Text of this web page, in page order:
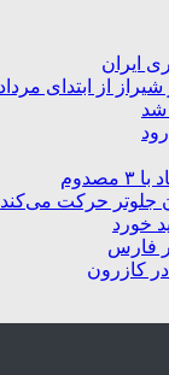
ایران
شد
جلوتر حرکت می‌کند
خورد
فارس